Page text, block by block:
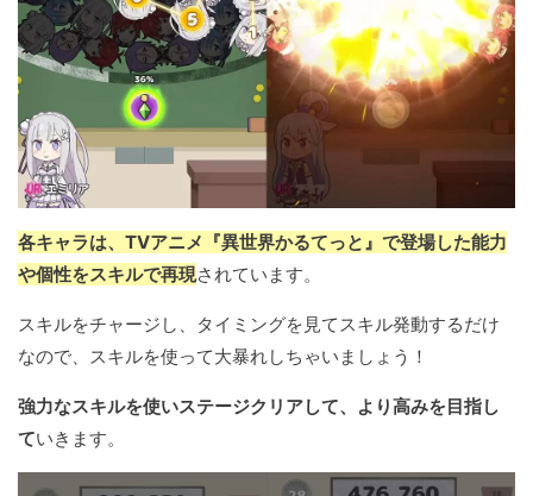
各キャラは、TVアニメ『異世界かるてっと』で登場した能力
や個性をスキルで再現されています。
スキルをチャージし、タイミングを見てスキル発動するだけ
なので、スキルを使って大暴れしちゃいましょう！
強力なスキルを使いステージクリアして、より高みを目指し
ていきます。